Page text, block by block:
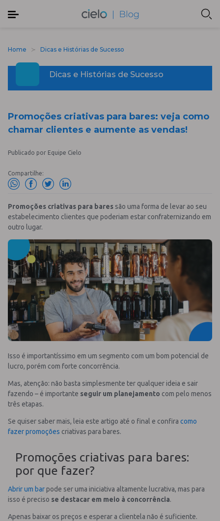
Home Dicas e Histórias de Sucesso
Dicas e Histórias de Sucesso
Promoções criativas para bares: veja como
chamar clientes e aumente as vendas!
Publicado por Equipe Cielo
Compartilhe:
Promoções criativas para bares são uma forma de levar ao seu
estabelecimento clientes que poderiam estar confraternizando em
outro lugar.
Isso é importantíssimo em um segmento com um bom potencial de
lucro, porém com forte concorrência.
Mas, atenção: não basta simplesmente ter qualquer ideia e sair
fazendo – é importante seguir um planejamento com pelo menos
três etapas.
Se quiser saber mais, leia este artigo até o final e confira como
fazer promoções criativas para bares.
Promoções criativas para bares:
por que fazer?
Abrir um barpode ser uma iniciativa altamente lucrativa, mas para
isso é preciso se destacar em meio à concorrência.
Apenas baixar os preços e esperar a clientela não é suficiente.